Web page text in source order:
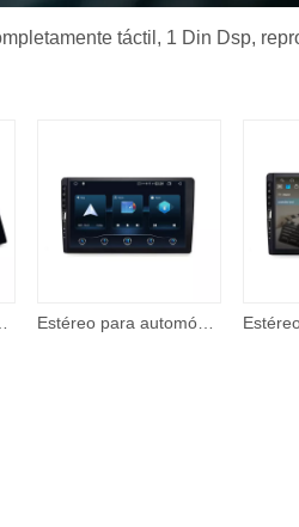
táctil, 1 Din Dsp,